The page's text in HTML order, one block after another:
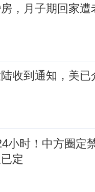
，月子期回家
收到通知，美
小时！中方圈定
定